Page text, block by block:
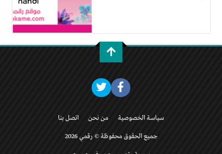
سياسة الخصوصية من نحن اتصل بنا
جميع الحقوق محفوظة © رقمي 2026